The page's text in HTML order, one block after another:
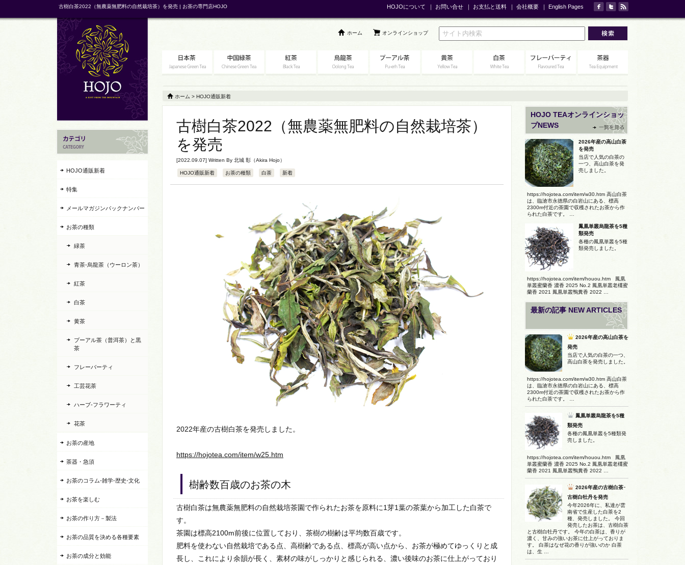
古樹白茶2022（無農薬無肥料の自然栽培茶）を発売 | お茶の専門店HOJO HOJOについて ｜ お問い合せ ｜ お支払と送料 ｜ 会社概要 ｜ English Pages
ホーム オンラインショップ
ホーム > HOJO通販新着
古樹白茶2022（無農薬無肥料の自然栽培茶）
を発売
[2022.09.07] Written By 北城 彰（Akira Hojo）
HOJO通販新着 お茶の種類 白茶 新着
2022年産の古樹白茶を発売しました。
https://hojotea.com/item/w25.htm
樹齢数百歳のお茶の木
古樹白茶は無農薬無肥料の自然栽培茶園で作られたお茶を原料に1芽1葉の茶葉から加工した白茶で
す。
茶園は標高2100m前後に位置しており、茶樹の樹齢は平均数百歳です。
肥料を使わない自然栽培である点、高樹齢である点、標高が高い点から、お茶が極めてゆっくりと成
長し、これにより余韻が長く、素材の味がしっかりと感じられる、濃い後味のお茶に仕上がっており
HOJO TEAオンラインショッ
プNEWS
2026年産の高山白茶
を発売
当店で人気の白茶の
一つ、高山白茶を発
売しました。
https://hojotea.com/item/w30.htm 高山白茶
は、臨滄市永徳県の白岩山にある、標高
2300m付近の茶園で収穫されたお茶から作
られた白茶です。 …
鳳凰単叢烏龍茶を5種
類発売
各種の鳳凰単叢を5種
類発売しました。
https://hojotea.com/item/houou.htm 鳳凰
単叢蜜蘭香 濃香 2025 No.2 鳳凰単叢老欉蜜
蘭香 2021 鳳凰単叢鴨糞香 2022 …
最新の記事 NEW ARTICLES
2026年産の高山白茶を
発売
当店で人気の白茶の一つ、
高山白茶を発売しました。
https://hojotea.com/item/w30.htm 高山白茶
は、臨滄市永徳県の白岩山にある、標高
2300m付近の茶園で収穫されたお茶から作
られた白茶です。 …
鳳凰単叢烏龍茶を5種
類発売
各種の鳳凰単叢を5種類発
売しました。
https://hojotea.com/item/houou.htm 鳳凰
単叢蜜蘭香 濃香 2025 No.2 鳳凰単叢老欉蜜
蘭香 2021 鳳凰単叢鴨糞香 2022 …
2026年産の古樹白茶･
古樹白牡丹を発売
今年2026年に、私達が雲
南省で生産した白茶を2
種、発売しました。 今回
発売したお茶は、古樹白茶
と古樹白牡丹です。 今年の白茶は、香りが
濃く、甘みの強いお茶に仕上がっておりま
す。 白茶はなぜ花の香りが強いのか 白茶
は、生 …
HOJO通販新着
特集
メールマガジンバックナンバー
お茶の種類
緑茶
青茶-烏龍茶（ウーロン茶）
紅茶
白茶
黄茶
プーアル茶（普洱茶）と黒
茶
フレーバーティ
工芸花茶
ハーブ-フラワーティ
花茶
お茶の産地
茶器・急須
お茶のコラム-雑学-歴史-文化
お茶を楽しむ
お茶の作り方－製法
お茶の品質を決める各種要素
お茶の成分と効能